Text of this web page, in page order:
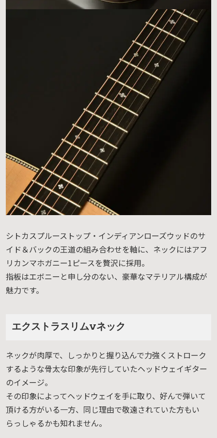
シトカスプルーストップ・インディアンローズウッドのサ
イド＆バックの王道の組み合わせを軸に、ネックにはアフ
リカンマホガニー1ピースを贅沢に採用。
指板はエボニーと申し分のない、豪華なマテリアル構成が
魅力です。
エクストラスリムVネック
ネックが肉厚で、しっかりと握り込んで力強くストローク
するような骨太な印象が先行していたヘッドウェイギター
のイメージ。
その印象によってヘッドウェイを手に取り、好んで弾いて
頂ける方がいる一方、同じ理由で敬遠されていた方もい
らっしゃるかも知れません。